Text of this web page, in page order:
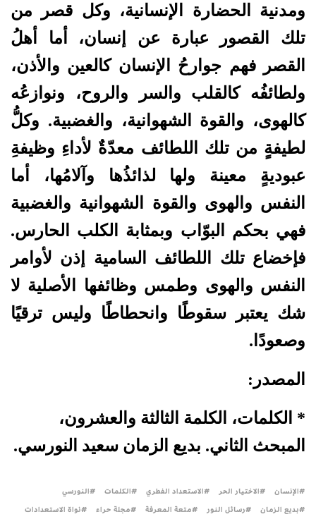
ومدنية الحضارة الإنسانية، وكل قصر من
تلك القصور عبارة عن إنسان، أما أهلُ
القصر فهم جوارحُ الإنسان كالعين والأذن،
ولطائفُه كالقلب والسر والروح، ونوازعُه
كالهوى، والقوة الشهوانية، والغضبية. وكلُّ
لطيفةٍ من تلك اللطائف معدّةٌ لأداءِ وظيفةِ
عبوديةٍ معينة ولها لذائذُها وآلامُها، أما
النفس والهوى والقوة الشهوانية والغضبية
فهي بحكم البوّاب وبمثابة الكلب الحارس.
فإخضاع تلك اللطائف السامية إذن لأوامر
النفس والهوى وطمس وظائفها الأصلية لا
شك يعتبر سقوطًا وانحطاطًا وليس ترقيًا
وصعودًا.
المصدر:
* الكلمات، الكلمة الثالثة والعشرون،
المبحث الثاني. بديع الزمان سعيد النورسي.
الإنسان الاختيار الحر الاستعداد الفطري الكلمات
النورسي
بديع الزمان
رسائل النور متعة المعرفة مجلة حراء نواة الاستعدادات